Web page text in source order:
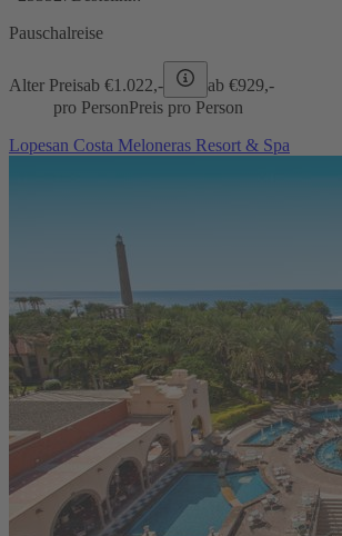
Pauschalreise
Alter Preisab €1.022,- ab €929,-
pro PersonPreis pro Person
Lopesan Costa Meloneras Resort & Spa